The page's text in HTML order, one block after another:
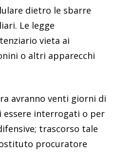
dietro le sbarre
Le legge
vieta ai
o altri apparecchi
avranno venti giorni di
essere interrogati o per
trascorso tale
procuratore